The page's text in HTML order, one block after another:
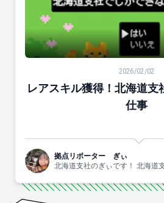
2026/02/02
レアスキル獲得！北海道支
仕事
拠点リポーター ぎぃ
北海道支社のぎぃです！ 北海道